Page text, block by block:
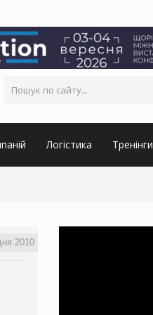
Логістика Тренінги
2010